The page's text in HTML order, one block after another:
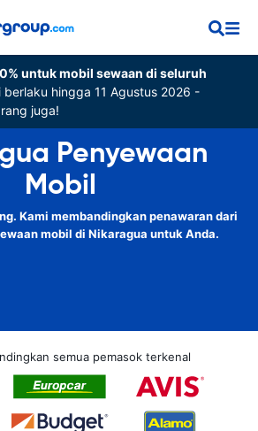
untuk mobil sewaan di seluruh
berlaku hingga 11 Agustus 2026 -
juga!
Penyewaan
Mobil
Kami membandingkan penawaran dari
mobil di Nikaragua untuk Anda.
semua pemasok terkenal